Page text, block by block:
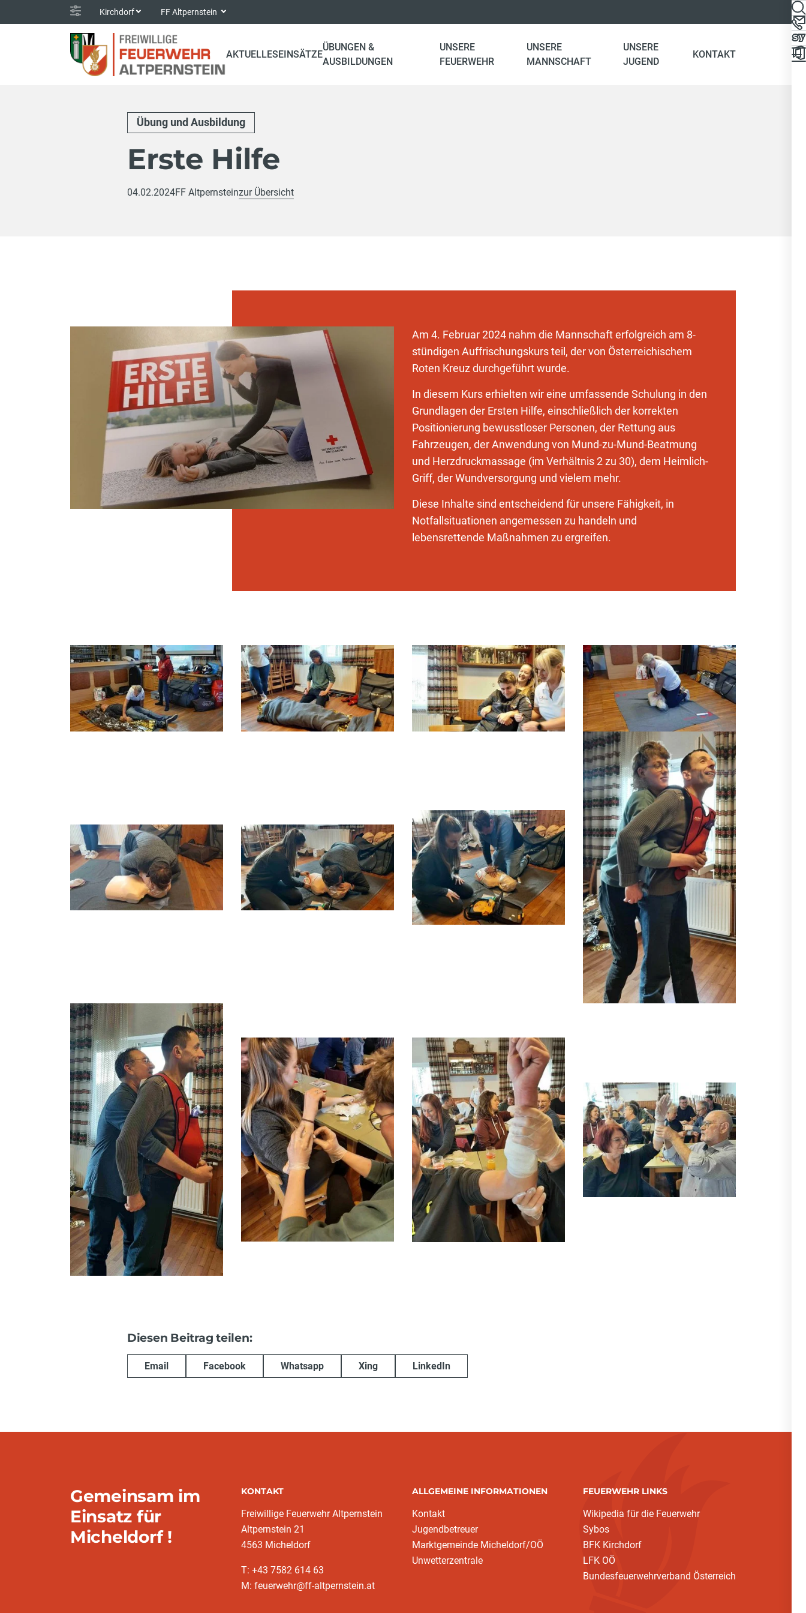
Kirchdorf FF Altpernstein
AKTUELLESEINSÄTZE
ÜBUNGEN &
AUSBILDUNGEN
UNSERE
FEUERWEHR
UNSERE
MANNSCHAFT
UNSERE
JUGEND
KONTAKT
Übung und Ausbildung
Erste Hilfe
04.02.2024FF Altpernsteinzur Übersicht
Am 4. Februar 2024 nahm die Mannschaft erfolgreich am 8-
stündigen Auffrischungskurs teil, der von Österreichischem
Roten Kreuz durchgeführt wurde.
In diesem Kurs erhielten wir eine umfassende Schulung in den
Grundlagen der Ersten Hilfe, einschließlich der korrekten
Positionierung bewusstloser Personen, der Rettung aus
Fahrzeugen, der Anwendung von Mund-zu-Mund-Beatmung
und Herzdruckmassage (im Verhältnis 2 zu 30), dem Heimlich-
Griff, der Wundversorgung und vielem mehr.
Diese Inhalte sind entscheidend für unsere Fähigkeit, in
Notfallsituationen angemessen zu handeln und
lebensrettende Maßnahmen zu ergreifen.
Diesen Beitrag teilen:
Email Facebook Whatsapp Xing LinkedIn
Gemeinsam im
Einsatz für
Micheldorf !
KONTAKT
Freiwillige Feuerwehr Altpernstein
Altpernstein 21
4563 Micheldorf
T: +43 7582 614 63
M: feuerwehr@ff-altpernstein.at
ALLGEMEINE INFORMATIONEN
Kontakt
Jugendbetreuer
Marktgemeinde Micheldorf/OÖ
Unwetterzentrale
FEUERWEHR LINKS
Wikipedia für die Feuerwehr
Sybos
BFK Kirchdorf
LFK OÖ
Bundesfeuerwehrverband Österreich